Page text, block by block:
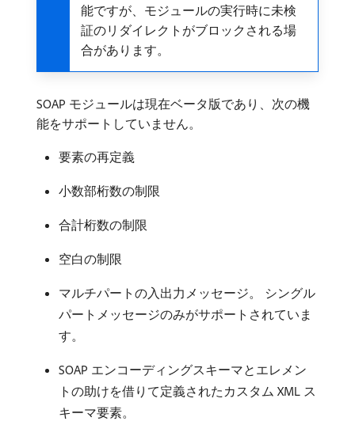
能ですが、モジュールの実行時に未検
証のリダイレクトがブロックされる場
合があります。
SOAP モジュールは現在ベータ版であり、次の機
能をサポートしていません。
要素の再定義
小数部桁数の制限
合計桁数の制限
空白の制限
マルチパートの入出力メッセージ。 シングル
パートメッセージのみがサポートされていま
す。
SOAP エンコーディングスキーマとエレメン
トの助けを借りて定義されたカスタム XML ス
キーマ要素。